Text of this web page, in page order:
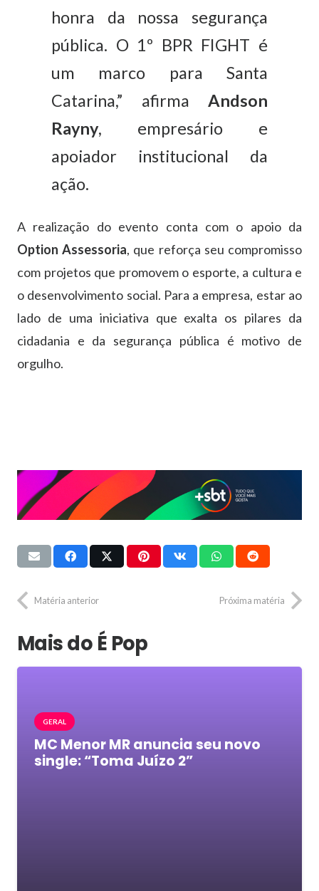
honra da nossasegurança
pública. O 1º BPR FIGHT é
um marco paraSanta
Catarina,” afirma Andson
Rayny, empresário e
apoiador institucional da
ação.
A realização do evento conta com o apoio da
OptionAssessoria, que reforça seu compromisso
com projetos que promovem o esporte, a cultura e
o desenvolvimento social. Para a empresa, estar ao
lado de uma iniciativa que exalta os pilares da
cidadania e da segurança pública é motivo de
orgulho.
Matéria anterior Próxima matéria
Mais do É Pop
GERAL
MC Menor MR anuncia seu novo
single: “Toma Juízo 2”